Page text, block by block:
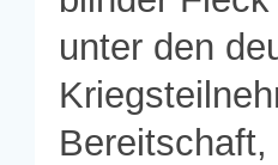
unter den